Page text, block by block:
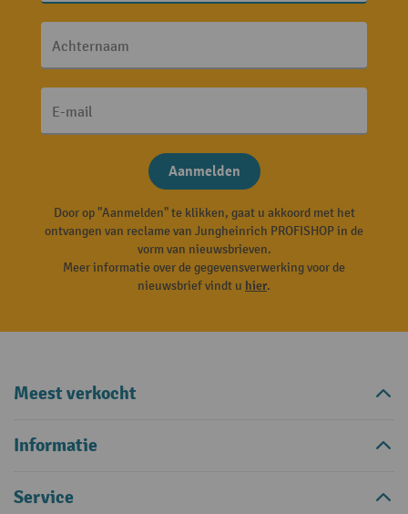
Achternaam
E-mail
Aanmelden
Door op "Aanmelden" te klikken, gaat u akkoord met het
ontvangen van reclame van Jungheinrich PROFISHOP in de
vorm van nieuwsbrieven.
Meer informatie over de gegevensverwerking voor de
nieuwsbrief vindt u hier.
Meest verkocht
Informatie
Service